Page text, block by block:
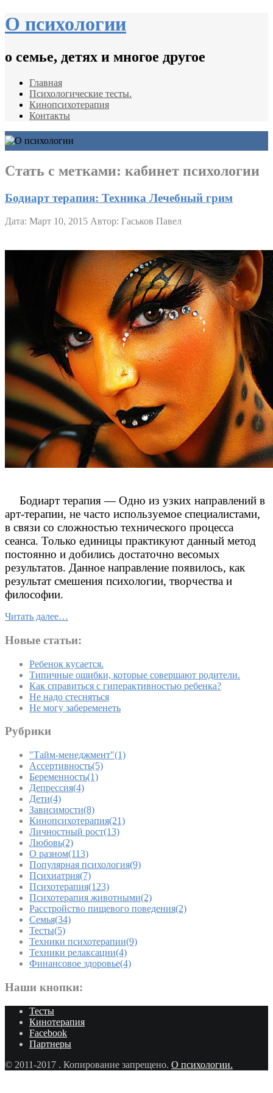
О психологии
о семье, детях и многое другое
Главная
Психологические тесты.
Кинопсихотерапия
Контакты
Стать с метками: кабинет психологии
Бодиарт терапия: Техника Лечебный грим
Дата: Март 10, 2015 Автор: Гаськов Павел
Бодиарт терапия — Одно из узких направлений в
арт-терапии, не часто используемое специалистами,
в связи со сложностью технического процесса
сеанса. Только единицы практикуют данный метод
постоянно и добились достаточно весомых
результатов. Данное направление появилось, как
результат смешения психологии, творчества и
философии.
Читать далее…
Новые статьи:
Ребенок кусается.
Типичные ошибки, которые совершают родители.
Как справиться с гиперактивностью ребенка?
Не надо стесняться
Не могу забеременеть
Рубрики
"Тайм-менеджмент"(1)
Ассертивность(5)
Беременность(1)
Депрессия(4)
Дети(4)
Зависимости(8)
Кинопсихотерапия(21)
Личностный рост(13)
Любовь(2)
О разном(113)
Популярная психология(9)
Психиатрия(7)
Психотерапия(123)
Психотерапия животными(2)
Расстройство пищевого поведения(2)
Семья(34)
Тесты(5)
Техники психотерапии(9)
Техники релаксации(4)
Финансовое здоровье(4)
Наши кнопки:
Тесты
Кинотерапия
Facebook
Партнеры
© 2011-2017 . Копирование запрещено. О психологии.